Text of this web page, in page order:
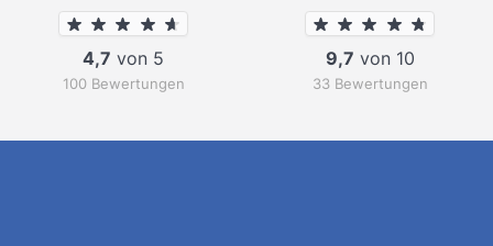
4,7 von 5
100 Bewertungen
9,7 von 10
33 Bewertungen